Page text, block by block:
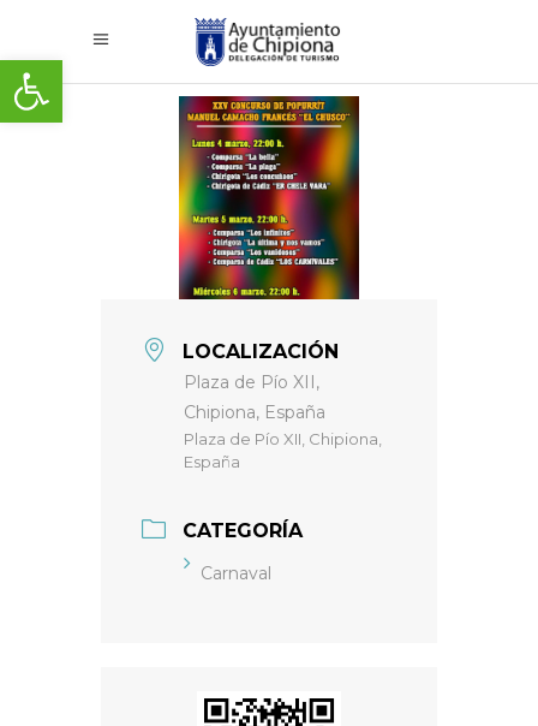
Abrir barra de herramientas
LOCALIZACIÓN
Plaza de Pío XII,
Chipiona, España
Plaza de Pío XII, Chipiona,
España
CATEGORÍA
Carnaval